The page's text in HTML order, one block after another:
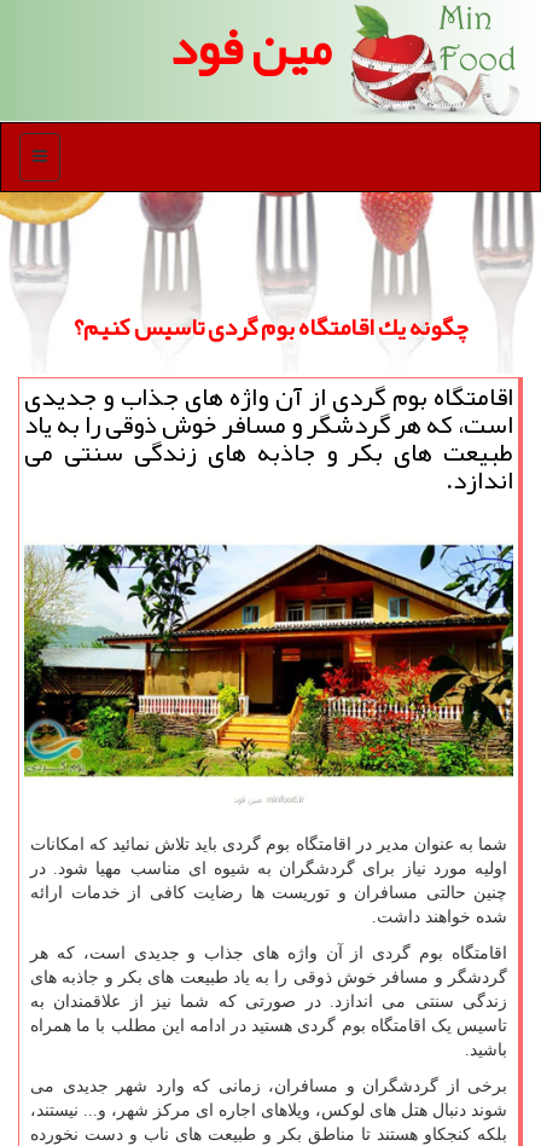
مین فود
منو
چگونه یك اقامتگاه بوم گردی تاسیس كنیم؟
اقامتگاه بوم گردی از آن واژه های جذاب و جدیدی
است، كه هر گردشگر و مسافر خوش ذوقی را به یاد
طبیعت های بكر و جاذبه های زندگی سنتی می
اندازد.
شما به عنوان مدیر در اقامتگاه بوم گردی باید تلاش نمائید که امکانات
اولیه مورد نیاز برای گردشگران به شیوه ای مناسب مهیا شود. در
چنین حالتی مسافران و توریست ها رضایت کافی از خدمات ارائه
شده خواهند داشت.
اقامتگاه بوم گردی از آن واژه های جذاب و جدیدی است، که هر
گردشگر و مسافر خوش ذوقی را به یاد طبیعت های بکر و جاذبه های
زندگی سنتی می اندازد. در صورتی که شما نیز از علاقمندان به
تاسیس یک اقامتگاه بوم گردی هستید در ادامه این مطلب با ما همراه
باشید.
برخی از گردشگران و مسافران، زمانی که وارد شهر جدیدی می
شوند دنبال هتل های لوکس، ویلاهای اجاره ای مرکز شهر، و... نیستند،
بلکه کنجکاو هستند تا مناطق بکر و طبیعت های ناب و دست نخورده